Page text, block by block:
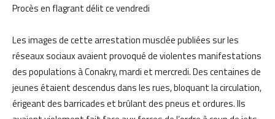
Procès en flagrant délit ce vendredi
Les images de cette arrestation musclée publiées sur les
réseaux sociaux avaient provoqué de violentes manifestations
des populations à Conakry, mardi et mercredi. Des centaines de
jeunes étaient descendus dans les rues, bloquant la circulation,
érigeant des barricades et brûlant des pneus et ordures. Ils